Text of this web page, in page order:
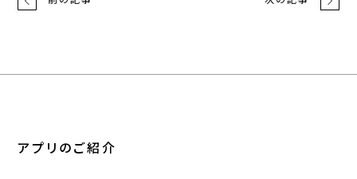
アプリのご紹介